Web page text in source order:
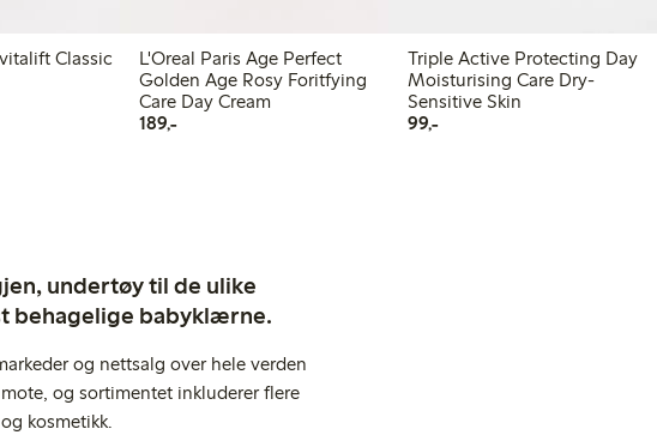
Classic
L'Oreal Paris Age Perfect
Golden Age Rosy Foritfying
Care Day Cream
189,-189,00 kr
Triple Active Protecting Day
Moisturising Care Dry-
Sensitive Skin
99,-99,00 kr
undertøy til de ulike
behagelige babyklærne.
og nettsalg over hele verden
og sortimentet inkluderer flere
kosmetikk.